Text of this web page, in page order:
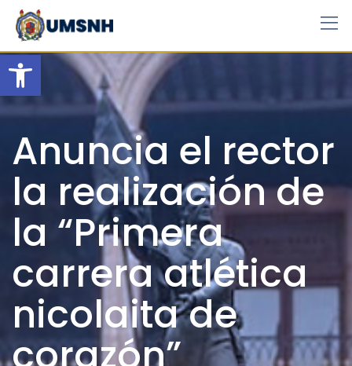
Open toolbar
Skip
content
Anuncia el rector
la realización de
la “Primera
carrera atlética
nicolaita de
corazón”